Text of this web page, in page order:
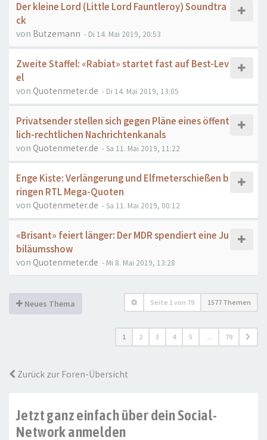
Der kleine Lord (Little Lord Fauntleroy) Soundtra
ck
von Butzemann - Di 14. Mai 2019, 20:53
Zweite Staffel: «Rabiat» startet fast auf Best-Lev
el
von Quotenmeter.de - Di 14. Mai 2019, 13:05
Privatsender stellen sich gegen Pläne eines öffent
lich-rechtlichen Nachrichtenkanals
von Quotenmeter.de - Sa 11. Mai 2019, 11:22
Enge Kiste: Verlängerung und Elfmeterschießen b
ringen RTL Mega-Quoten
von Quotenmeter.de - Sa 11. Mai 2019, 00:12
«Brisant» feiert länger: Der MDR spendiert eine Ju
biläumsshow
von Quotenmeter.de - Mi 8. Mai 2019, 13:28
Neues Thema Seite 1von 79 1577 Themen
1 2 3 4 5 … 79
Zurück zur Foren-Übersicht
Jetzt ganz einfach über dein Social-
Network anmelden